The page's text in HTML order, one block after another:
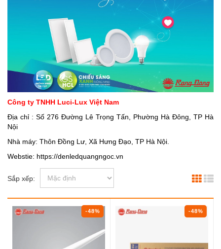
Công ty TNHH Luci-Lux Việt Nam
Địa chỉ : Số 276 Đường Lê Trọng Tấn, Phường Hà Đông, TP Hà
Nội
Nhà máy: Thôn Đồng Lư, Xã Hưng Đạo, TP Hà Nội.
Webstie: https://denledquangngoc.vn
Sắp xếp:
-48% -48%